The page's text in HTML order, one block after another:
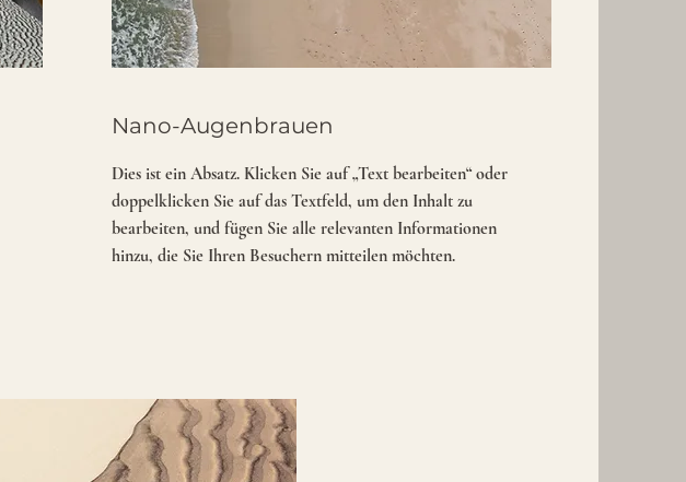
Nano-Augenbrauen
Dies ist ein Absatz. Klicken Sie auf „Text bearbeiten“ oder
doppelklicken Sie auf das Textfeld, um den Inhalt zu
bearbeiten, und fügen Sie alle relevanten Informationen
hinzu, die Sie Ihren Besuchern mitteilen möchten.